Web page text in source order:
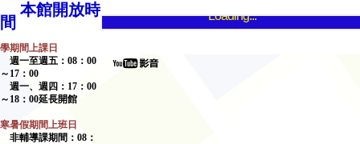
本館開放時
間
學期間上課日
週一至週五： 08 ： 00
～ 17 ： 00
週一、週四： 17 ： 00
～ 18 ： 00延長開館
寒暑假期間上班日
非輔導課期間： 08 ：
Loading...